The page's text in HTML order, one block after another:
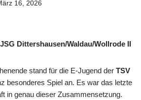
16, 2026
Dittershausen/Waldau/Wollrode II
stand für die E-Jugend der TSV
besonderes Spiel an. Es war das letzte
in genau dieser Zusammensetzung.